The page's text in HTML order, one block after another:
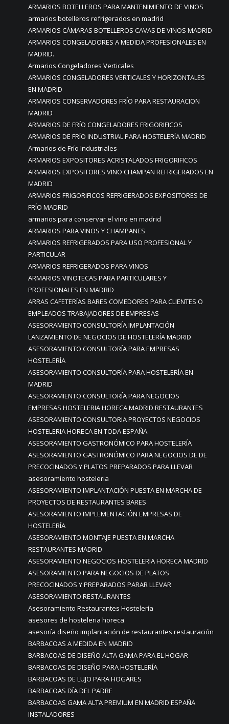
ARMARIOS BOTELLEROS PARA MANTENIMIENTO DE VINOS
armarios botelleros refrigerados en madrid
ARMARIOS CÁMARAS BOTELLEROS CAVAS DE VINOS MADRID
ARMARIOS CONGELADORES A MEDIDA PROFESIONALES EN
MADRID.
Armarios Congeladores Verticales
ARMARIOS CONGELADORES VERTICALES Y HORIZONTALES
EN MADRID
ARMARIOS CONSERVADORES FRÍO PARA RESTAURACION
MADRID
ARMARIOS DE FRÍO CONGELADORES FRIGORIFICOS
ARMARIOS DE FRÍO INDUSTRIAL PARA HOSTELERÍA MADRID
Armarios de Frío Industriales
ARMARIOS EXPOSITORES ACRISTALADOS FRIGORIFICOS
ARMARIOS EXPOSITORES VINO CHAMPAN REFRIGERADOS EN
MADRID
ARMARIOS FRIGORIFICOS REFRIGERADOS EXPOSITORES DE
FRÍO MADRID
armarios para conservar el vino en madrid
ARMARIOS PARA VINOS Y CHAMPANES
ARMARIOS REFRIGERADOS PARA USO PROFESIONAL Y
PARTICULAR
ARMARIOS REFRIGERADOS PARA VINOS
ARMARIOS VINOTECAS PARA PARTICULARES Y
PROFESIONALES EN MADRID
ARRAS CAFETERÍAS BARES COMEDORES PARA CLIENTES O
EMPLEADOS TRABAJADORES DE EMPRESAS
ASESORAMIENTO CONSULTORÍA IMPLANTACIÓN
LANZAMIENTO DE NEGOCIOS DE HOSTELERÍA MADRID
ASESORAMIENTO CONSULTORÍA PARA EMPRESAS
HOSTELERÍA
ASESORAMIENTO CONSULTORÍA PARA HOSTELERÍA EN
MADRID
ASESORAMIENTO CONSULTORÍA PARA NEGOCIOS
EMPRESAS HOSTELERIA HORECA MADRID RESTAURANTES
ASESORAMIENTO CONSULTORIA PROYECTOS NEGOCIOS
HOSTELERIA HORECA EN TODA ESPAÑA.
ASESORAMIENTO GASTRONÓMICO PARA HOSTELERÍA
ASESORAMIENTO GASTRONÓMICO PARA NEGOCIOS DE DE
PRECOCINADOS Y PLATOS PREPARADOS PARA LLEVAR
asesoramiento hosteleria
ASESORAMIENTO IMPLANTACIÓN PUESTA EN MARCHA DE
PROYECTOS DE RESTAURANTES BARES
ASESORAMIENTO IMPLEMENTACIÓN EMPRESAS DE
HOSTELERÍA
ASESORAMIENTO MONTAJE PUESTA EN MARCHA
RESTAURANTES MADRID
ASESORAMIENTO NEGOCIOS HOSTELERIA HORECA MADRID
ASESORAMIENTO PARA NEGOCIOS DE PLATOS
PRECOCINADOS Y PREPARADOS PARAR LLEVAR
ASESORAMIENTO RESTAURANTES
Asesoramiento Restaurantes Hostelería
asesores de hosteleria horeca
asesoría diseño implantación de restaurantes restauración
BARBACOAS A MEDIDA EN MADRID
BARBACOAS DE DISEÑO ALTA GAMA PARA EL HOGAR
BARBACOAS DE DISEÑO PARA HOSTELERÍA
BARBACOAS DE LUJO PARA HOGARES
BARBACOAS DÍA DEL PADRE
BARBACOAS GAMA ALTA PREMIUM EN MADRID ESPAÑA
INSTALADORES